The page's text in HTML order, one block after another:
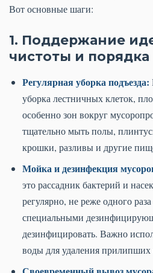
Вот основные шаги:
1. Поддержание
чистоты и порядка
Регулярная уборка подъезда:
уборка лестничных клеток,
особенно зон вокруг
тщательно мыть полы,
крошки, разливы и другие
Мойка и дезинфекция
это рассадник бактерий и
регулярно, не реже одного
специальными
дезинфицировать. Важно
воды для удаления прилипших